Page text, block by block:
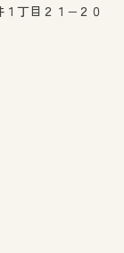
丁目２１−２０